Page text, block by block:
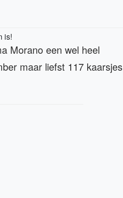
is!
Morano een wel heel
maar liefst 117 kaarsjes